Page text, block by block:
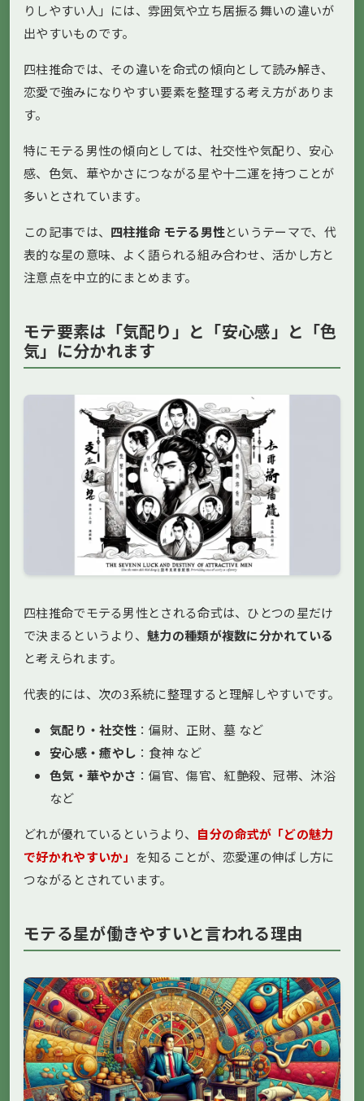
りしやすい人」には、雰囲気や立ち居振る舞いの違いが
出やすいものです。
四柱推命では、その違いを命式の傾向として読み解き、
恋愛で強みになりやすい要素を整理する考え方がありま
す。
特にモテる男性の傾向としては、社交性や気配り、安心
感、色気、華やかさにつながる星や十二運を持つことが
多いとされています。
この記事では、 四柱推命 モテる男性というテーマで、代
表的な星の意味、よく語られる組み合わせ、活かし方と
注意点を中立的にまとめます。
モテ要素は「気配り」と「安心感」と「色
気」に分かれます
四柱推命でモテる男性とされる命式は、ひとつの星だけ
で決まるというより、 魅力の種類が複数に分かれている
と考えられます。
代表的には、次の3系統に整理すると理解しやすいです。
気配り・社交性 ：偏財、正財、墓 など
安心感・癒やし ：食神 など
色気・華やかさ ：偏官、傷官、紅艶殺、冠帯、沐浴
など
どれが優れているというより、 自分の命式が「どの魅力
で好かれやすいか」 を知ることが、恋愛運の伸ばし方に
つながるとされています。
モテる星が働きやすいと言われる理由